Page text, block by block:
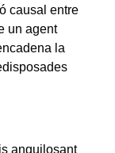
causal entre
un agent
la
anquilosant